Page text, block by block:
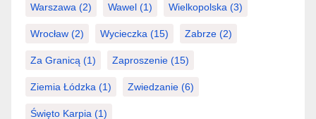
Warszawa (2) Wawel (1) Wielkopolska (3)
Wrocław (2) Wycieczka (15) Zabrze (2)
Za Granicą (1) Zaproszenie (15)
Ziemia Łódzka (1) Zwiedzanie (6)
Święto Karpia (1)